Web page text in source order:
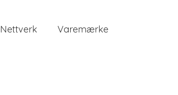
Nettverk Varemærke